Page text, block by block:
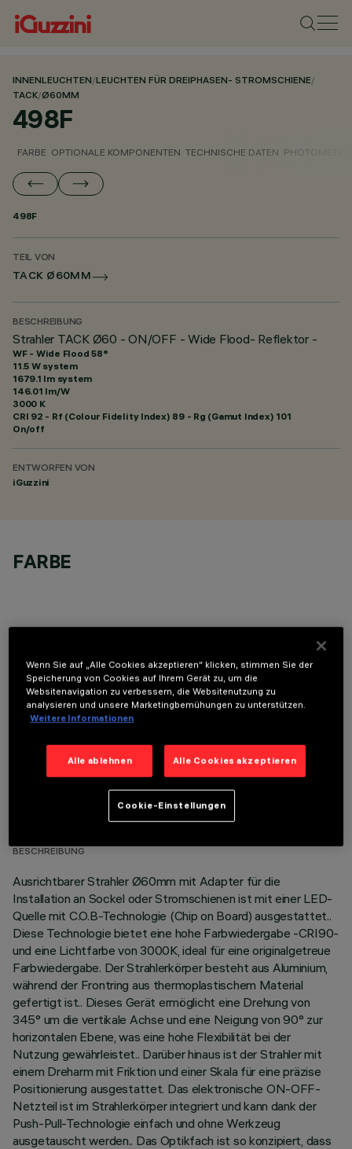
INNENLEUCHTEN/LEUCHTEN FÜR DREIPHASEN- STROMSCHIENE/
TACK/Ø60MM
498F
FARBE OPTIONALE KOMPONENTEN TECHNISCHE DATEN
498F
TEIL VON
TACK Ø60MM
BESCHREIBUNG
Strahler TACK Ø60 - ON/OFF - Wide Flood- Reflektor -
WF - Wide Flood 58°
11.5 W system
1679.1 lm system
146.01 lm/W
3000 K
CRI 92 - Rf (Colour Fidelity Index) 89 - Rg (Gamut Index) 101
On/off
ENTWORFEN VON
iGuzzini
FARBE
OPTIONALE KOMPONENTEN
TECHNISCHE DATEN
LETZTES UPDATE: 06.08.2026
BESCHREIBUNG
Ausrichtbarer Strahler Ø60mm mit Adapter für die
Installation an Sockel oder Stromschienen ist mit einer LED-
Quelle mit C.O.B-Technologie (Chip on Board) ausgestattet..
Diese Technologie bietet eine hohe Farbwiedergabe -CRI90-
und eine Lichtfarbe von 3000K, ideal für eine originalgetreue
Farbwiedergabe. Der Strahlerkörper besteht aus Aluminium,
während der Frontring aus thermoplastischem Material
gefertigt ist.. Dieses Gerät ermöglicht eine Drehung von
345° um die vertikale Achse und eine Neigung von 90° zur
horizontalen Ebene, was eine hohe Flexibilität bei der
Nutzung gewährleistet.. Darüber hinaus ist der Strahler mit
einem Dreharm mit Friktion und einer Skala für eine präzise
Positionierung ausgestattet. Das elektronische ON-OFF-
Netzteil ist im Strahlerkörper integriert und kann dank der
Push-Pull-Technologie einfach und ohne Werkzeug
ausgetauscht werden.. Das Optikfach ist so konzipiert, dass
Wenn Sie auf „Alle Cookies akzeptieren“ klicken, stimmen Sie der
Speicherung von Cookies auf Ihrem Gerät zu, um die
Websitenavigation zu verbessern, die Websitenutzung zu
analysieren und unsere Marketingbemühungen zu unterstützen.
Weitere Informationen
Alle ablehnen Alle Cookies akzeptieren
Cookie-Einstellungen